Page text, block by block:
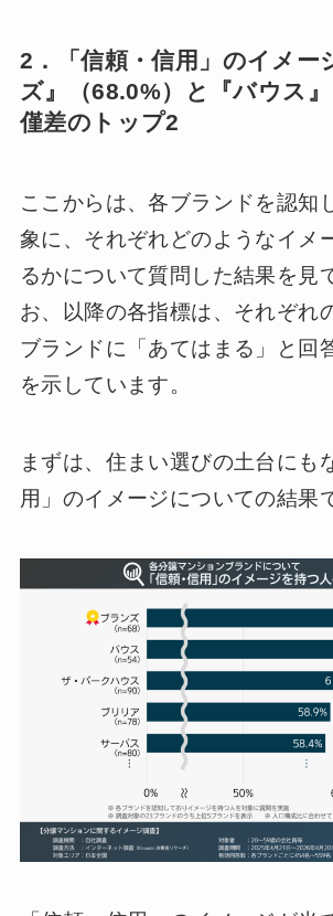
2．「信頼・信用」のイメー
ズ』（68.0%）と『バウス
僅差のトップ2
ここからは、各ブランドを認知
象に、それぞれどのようなイメ
るかについて質問した結果を見
お、以降の各指標は、それぞれ
ブランドに「あてはまる」と回
を示しています。
まずは、住まい選びの土台にも
用」のイメージについての結果